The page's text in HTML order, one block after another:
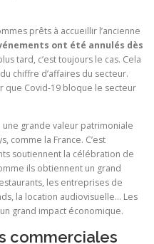
prêts à accueillir l’ancienne
ont été annulés dès
tard, c’est toujours le cas. Cela
chiffre d’affaires du secteur.
que Covid-19 bloque le secteur
grande valeur patrimoniale
comme la France. C’est
soutiennent la célébration de
ils obtiennent un grand
les entreprises de
la location audiovisuelle… Les
grand impact économique.
commerciales